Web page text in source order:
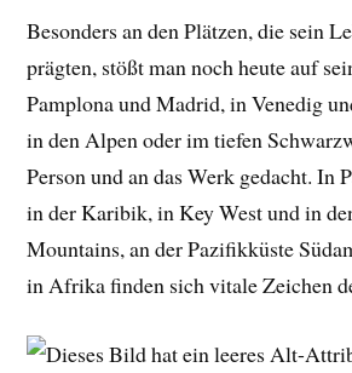
Besonders an den Plätzen, die sein
prägten, stößt man noch heute auf
Pamplona und Madrid, in Venedig
in den Alpen oder im tiefen
Person und an das Werk gedacht. In
in der Karibik, in Key West und in
Mountains, an der Pazifikküste
in Afrika finden sich vitale Zeichen